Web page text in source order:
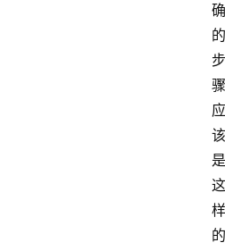
确
的
步
骤
应
该
是
这
样
的